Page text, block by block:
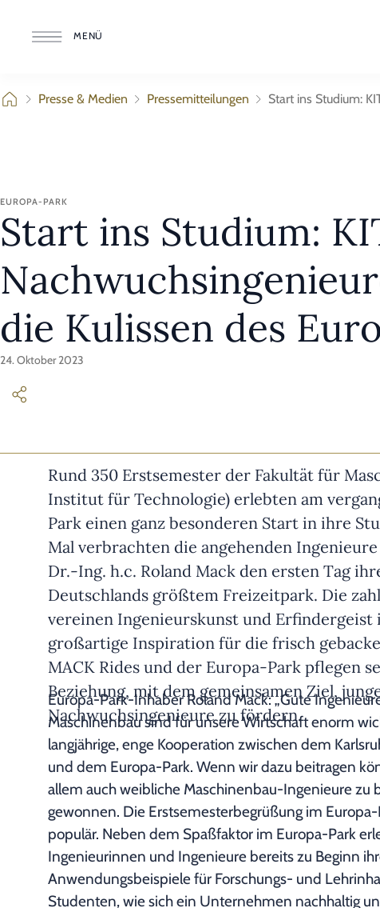
MENÜ
Presse & Medien Pressemitteilungen Start ins Studium:
EUROPA-PARK
Start ins Studium:
die Kulissen des
24. Oktober 2023
Rund 350 Erstsemester der Fakultät für
Institut für Technologie) erlebten am
Park einen ganz besonderen Start in ihre
Mal verbrachten die angehenden
Dr.-Ing. h.c. Roland Mack den ersten Tag
Deutschlands größtem Freizeitpark. Die
vereinen Ingenieurskunst und Erfindergeist
großartige Inspiration für die frisch
MACK Rides und der Europa-Park pflegen
Beziehung, mit dem gemeinsamen Ziel,
Nachwuchsingenieure zu fördern.
Europa-Park-Inhaber Roland Mack: „Gute
Maschinenbau sind für unsere Wirtschaft enorm
langjährige, enge Kooperation zwischen dem
und dem Europa-Park. Wenn wir dazu beitragen
allem auch weibliche Maschinenbau-Ingenieure zu
gewonnen. Die Erstsemesterbegrüßung im Europa-
populär. Neben dem Spaßfaktor im Europa-Park
Ingenieurinnen und Ingenieure bereits zu Beginn
Anwendungsbeispiele für Forschungs- und
Studenten, wie sich ein Unternehmen nachhaltig